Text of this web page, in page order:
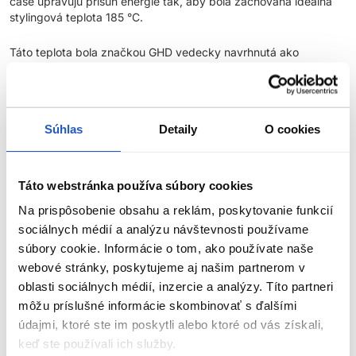
Súhlas Detaily O cookies
Táto webstránka používa súbory cookies
Na prispôsobenie obsahu a reklám, poskytovanie funkcií
sociálnych médií a analýzu návštevnosti používame
súbory cookie. Informácie o tom, ako používate naše
webové stránky, poskytujeme aj našim partnerom v
oblasti sociálnych médií, inzercie a analýzy. Títo partneri
môžu príslušné informácie skombinovať s ďalšími
údajmi, ktoré ste im poskytli alebo ktoré od vás získali,
keď ste používali ich služby.
stylingová teplota 185 °C.
Táto teplota bola značkou GHD vedecky navrhnutá ako
tvorbu vĺn, no zároveň šetrná k vlasovej štruktúre. Práve vďaka
tomu je profesionálna žehlička na vlasy GHD Platinum+ vhodná
odporúčame použiť
ochranu na vlasy pred teplom.
zabezpečujú rovnomerný kontakt s vlasmi po celej dĺžke
prameňa. Vlasy sa nezachytávajú, netrhajú a styling je rýchlejší
aj presnejší.
Zaoblené telo žehličky umožňuje nielen dokonale rovné účesy,
ale aj jednoduché vytváranie vĺn, jemných kučier či moderných
tvarovaných koncov. Vďaka tomu je táto žehlička GHD
mimoriadne univerzálnym nástrojom.
ZOBRAZIŤ VIAC
Parametre
Video